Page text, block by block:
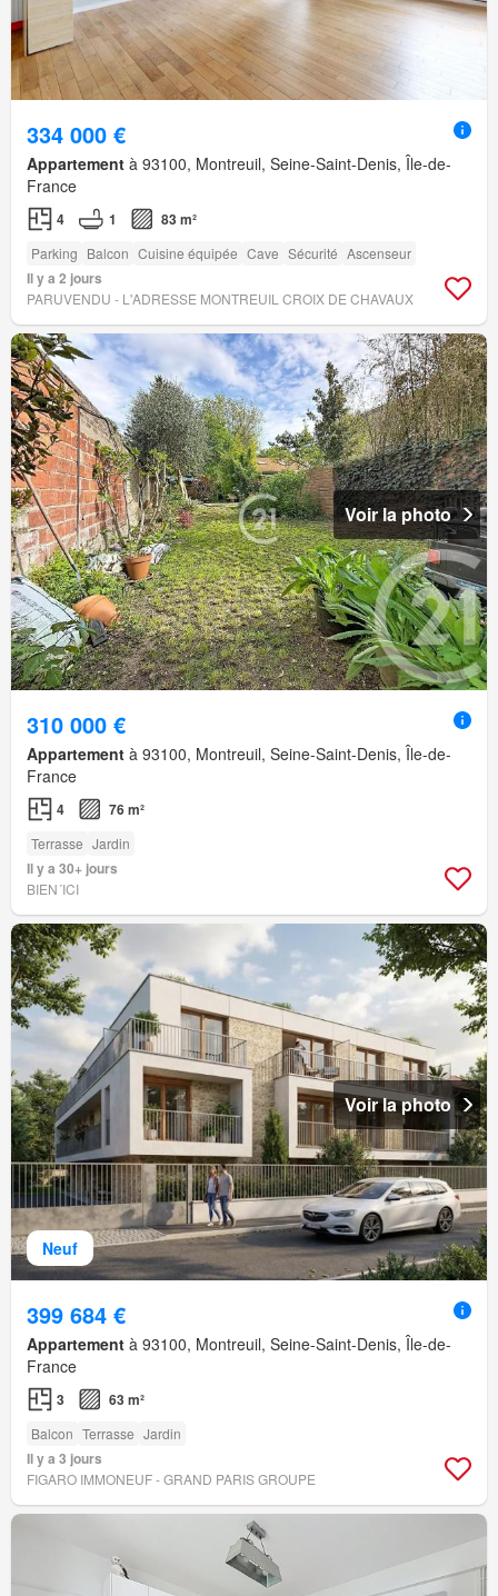
334 000 €
Appartement à 93100, Montreuil, Seine-Saint-Denis, Île-de-
France
4 1 83 m²
Parking Balcon Cuisine équipée Cave Sécurité Ascenseur
Il y a 2 jours
PARUVENDU - L'ADRESSE MONTREUIL CROIX DE CHAVAUX
Voir la photo
310 000 €
Appartement à 93100, Montreuil, Seine-Saint-Denis, Île-de-
France
4 76 m²
Terrasse Jardin
Il y a 30+ jours
BIEN´ICI
Neuf
Voir la photo
399 684 €
Appartement à 93100, Montreuil, Seine-Saint-Denis, Île-de-
France
3 63 m²
Balcon Terrasse Jardin
Il y a 3 jours
FIGARO IMMONEUF - GRAND PARIS GROUPE